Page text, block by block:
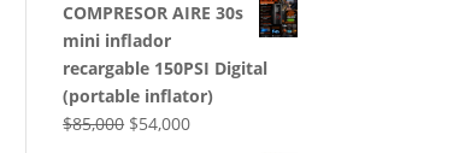
original
era:
$50,000.
actual
$35,000.
COMPRESOR AIRE 30s
mini inflador
recargable 150PSI Digital
(portable inflator)
$85,000 El
$54,000El